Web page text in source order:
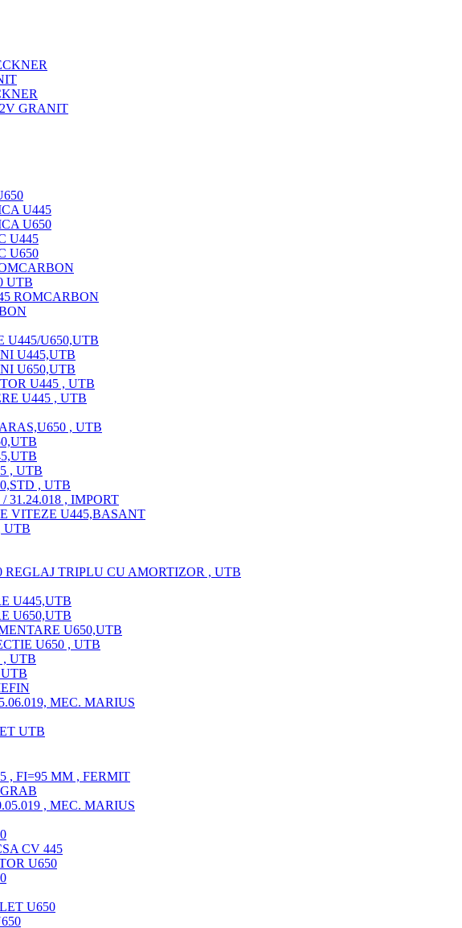
GRANIT
U445
U650
U445
U650
UTB
ROMCARBON
U445/U650,UTB
U445,UTB
U650,UTB
U445 , UTB
U445 , UTB
, UTB
, UTB
, UTB
31.24.018 , IMPORT
VITEZE U445,BASANT
UTB
REGLAJ TRIPLU CU AMORTIZOR , UTB
U445,UTB
U650,UTB
U650,UTB
U650 , UTB
, UTB
MEC. MARIUS
UTB
, FI=95 MM , FERMIT
, MEC. MARIUS
CV 445
U650
U650